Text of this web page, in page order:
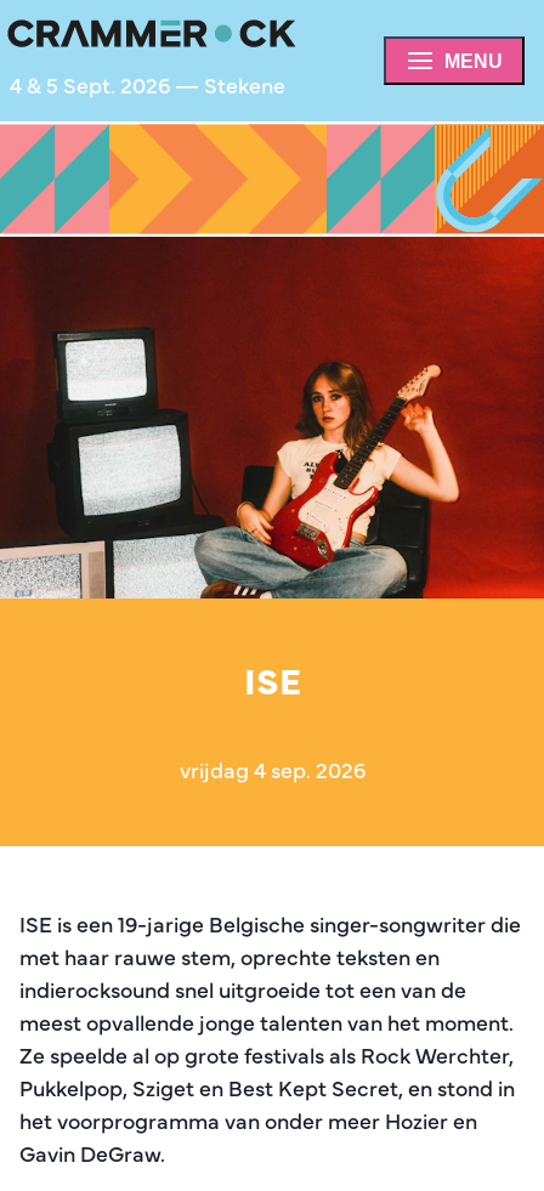
4 & 5 Sept. 2026 — Stekene
MENU
ISE
vrijdag 4 sep. 2026
ISE is een 19-jarige Belgische singer-songwriter die
met haar rauwe stem, oprechte teksten en
indierocksound snel uitgroeide tot een van de
meest opvallende jonge talenten van het moment.
Ze speelde al op grote festivals als Rock Werchter,
Pukkelpop, Sziget en Best Kept Secret, en stond in
het voorprogramma van onder meer Hozier en
Gavin DeGraw.